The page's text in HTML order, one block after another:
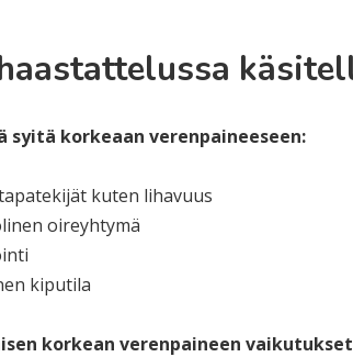
syitä korkeaan verenpaineeseen:
kuten lihavuus
oireyhtymä
kiputila
korkean verenpaineen